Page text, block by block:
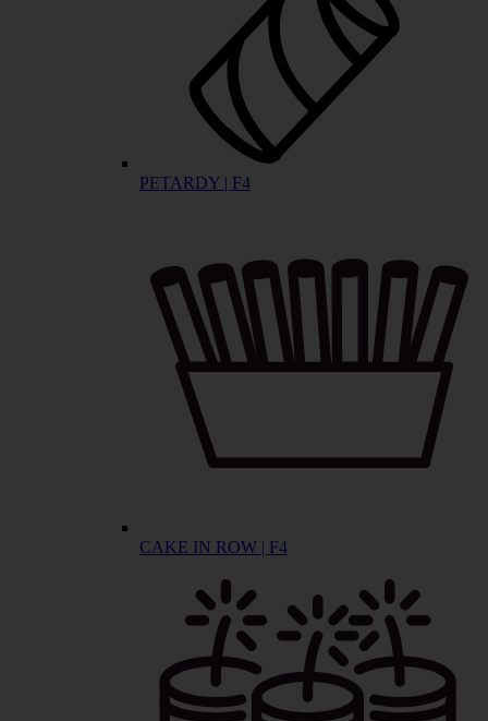
PETARDY | F4
CAKE IN ROW | F4